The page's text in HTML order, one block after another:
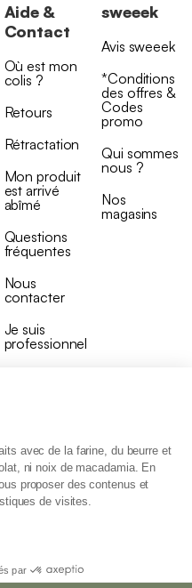
avec de la farine, du beurre et
ni noix de macadamia. En
proposer des contenus et
de visites.
par
Aide &
Contact
Où est mon
colis ?
Retours
Rétractation
Mon produit
est arrivé
abîmé
Questions
fréquentes
Nous
contacter
Je suis
professionnel
sweeek
Avis sweeek
*Conditions
des offres &
Codes
promo
Qui sommes
nous ?
Nos
magasins
de vente
de fidélité
personnelles
de vente Pro